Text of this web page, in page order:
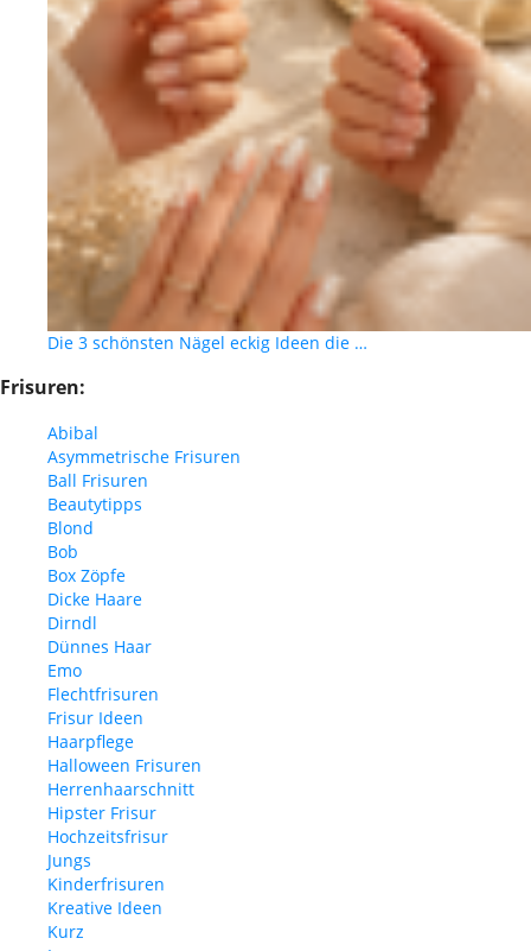
Die 3 schönsten Nägel eckig Ideen die …
Frisuren:
Abibal
Asymmetrische Frisuren
Ball Frisuren
Beautytipps
Blond
Bob
Box Zöpfe
Dicke Haare
Dirndl
Dünnes Haar
Emo
Flechtfrisuren
Frisur Ideen
Haarpflege
Halloween Frisuren
Herrenhaarschnitt
Hipster Frisur
Hochzeitsfrisur
Jungs
Kinderfrisuren
Kreative Ideen
Kurz